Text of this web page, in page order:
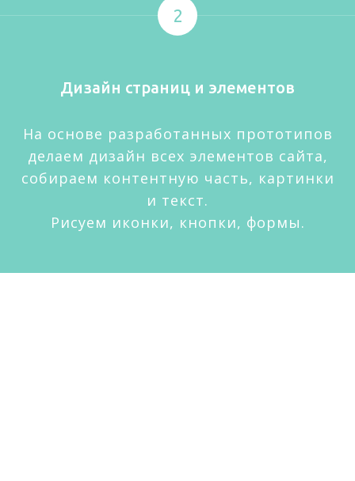
2
Дизайн страниц и элементов
На основе разработанных прототипов
делаем дизайн всех элементов сайта,
собираем контентную часть, картинки
и текст.
Рисуем иконки, кнопки, формы.